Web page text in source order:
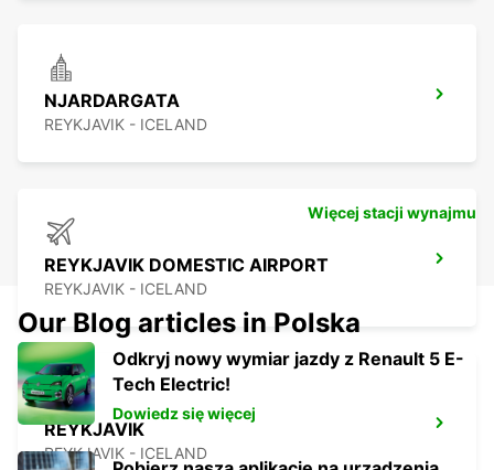
NJARDARGATA
REYKJAVIK - ICELAND
REYKJAVIK DOMESTIC AIRPORT
REYKJAVIK - ICELAND
REYKJAVIK
REYKJAVIK - ICELAND
Więcej stacji wynajmu
Our Blog articles in Polska
Odkryj nowy wymiar jazdy z Renault 5 E-
Tech Electric!
Dowiedz się więcej